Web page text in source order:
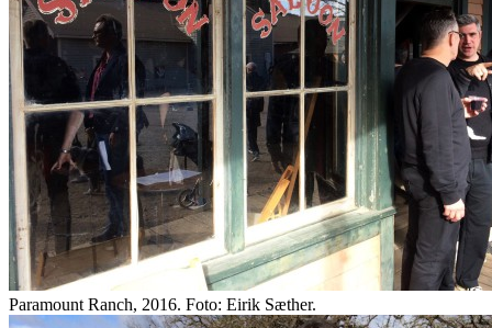
Paramount Ranch, 2016. Foto: Eirik Sæther.